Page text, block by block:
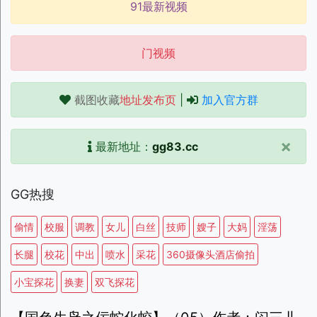
91最新视频
门视频
截图收藏地址发布页| 加入官方群
最新地址： gg83.cc ×
GG热搜
偷情 校服 调教 女儿 白丝 技师 嫂子 大妈 淫荡
长腿 校花 中出 喷水 采花 360摄像头酒店偷拍
小宝探花 换妻 双飞探花